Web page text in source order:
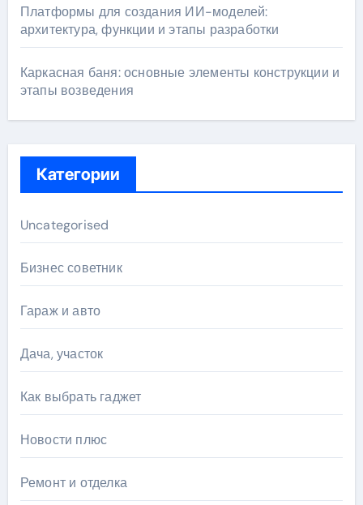
Платформы для создания ИИ-моделей:
архитектура, функции и этапы разработки
Каркасная баня: основные элементы конструкции и
этапы возведения
Категории
Uncategorised
Бизнес советник
Гараж и авто
Дача, участок
Как выбрать гаджет
Новости плюс
Ремонт и отделка